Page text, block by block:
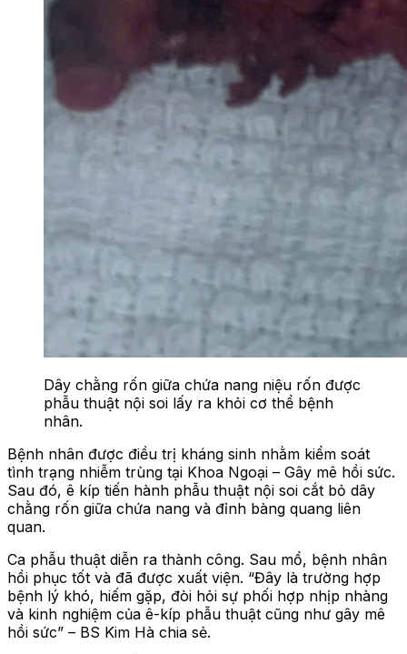
Dây chằng rốn giữa chứa nang niệu rốn được
phẫu thuật nội soi lấy ra khỏi cơ thể bệnh
nhân.
Bệnh nhân được điều trị kháng sinh nhằm kiểm soát
tình trạng nhiễm trùng tại Khoa Ngoại – Gây mê hồi sức.
Sau đó, ê kíp tiến hành phẫu thuật nội soi cắt bỏ dây
chằng rốn giữa chứa nang và đỉnh bàng quang liên
quan.
Ca phẫu thuật diễn ra thành công. Sau mổ, bệnh nhân
hồi phục tốt và đã được xuất viện. “Đây là trường hợp
bệnh lý khó, hiếm gặp, đòi hỏi sự phối hợp nhịp nhàng
và kinh nghiệm của ê-kíp phẫu thuật cũng như gây mê
hồi sức” – BS Kim Hà chia sẻ.